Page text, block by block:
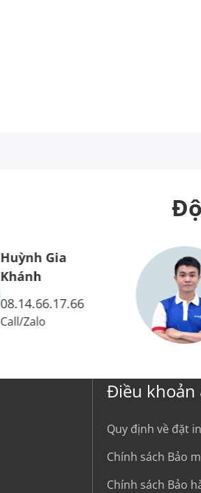
Huỳnh Gia
Khánh
08.14.66.17.66
Call/Zalo
Điều khoản
Quy định về đặt
Chính sách Bảo
Chính sách Bảo